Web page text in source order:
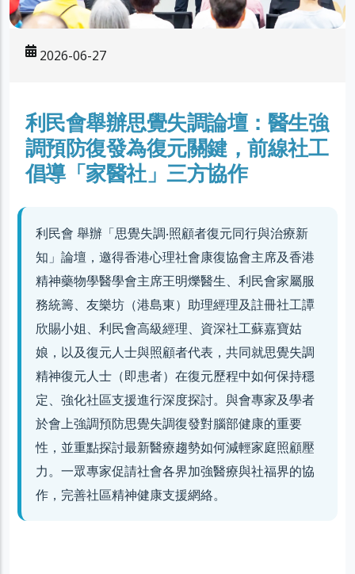
2026-06-27
利民會舉辦思覺失調論壇：醫生強
調預防復發為復元關鍵，前線社工
倡導「家醫社」三方協作
利民會 舉辦「思覺失調‧照顧者復元同行與治療新
知」論壇，邀得香港心理社會康復協會主席及香港
精神藥物學醫學會主席王明爍醫生、利民會家屬服
務統籌、友樂坊（港島東）助理經理及註冊社工譚
欣賜小姐、利民會高級經理、資深社工蘇嘉寶姑
娘，以及復元人士與照顧者代表，共同就思覺失調
精神復元人士（即患者）在復元歷程中如何保持穩
定、強化社區支援進行深度探討。與會專家及學者
於會上強調預防思覺失調復發對腦部健康的重要
性，並重點探討最新醫療趨勢如何減輕家庭照顧壓
力。一眾專家促請社會各界加強醫療與社福界的協
作，完善社區精神健康支援網絡。